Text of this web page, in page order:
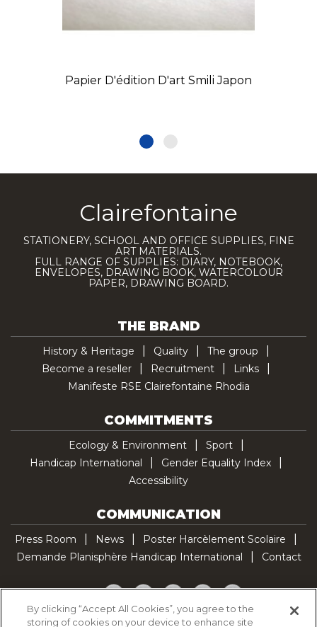
Papier D'édition D'art Smili Japon
Clairefontaine
STATIONERY, SCHOOL AND OFFICE SUPPLIES, FINE
ART MATERIALS.
FULL RANGE OF SUPPLIES: DIARY, NOTEBOOK,
ENVELOPES, DRAWING BOOK, WATERCOLOUR
PAPER, DRAWING BOARD.
THE BRAND
History & Heritage Quality
The group
Become a reseller
Recruitment
Links
Manifeste RSE Clairefontaine Rhodia
COMMITMENTS
Ecology & Environment
Sport
Handicap International
Gender Equality Index
Accessibility
COMMUNICATION
Press Room News
Poster Harcèlement Scolaire
Demande Planisphère Handicap International
Contact
Facebook
TwitterYouTubePinterestTikTok
By clicking “Accept All Cookies”, you agree to the
storing of cookies on your device to enhance site